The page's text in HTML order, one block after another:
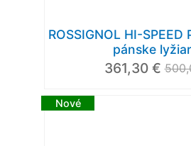
ROSSIGNOL HI-SPEED
pánske
361,30 €
Nové